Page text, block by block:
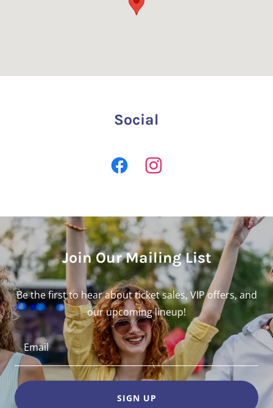
Social
Join Our Mailing List
Be the first to hear about ticket sales, VIP offers, and
our upcoming lineup!
Email
SIGN UP